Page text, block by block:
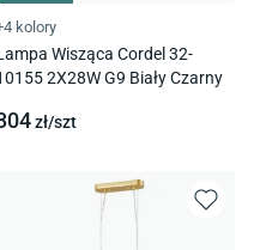
kolory
Wisząca Cordel 32-
2X28W G9 Biały Czarny
zł/szt